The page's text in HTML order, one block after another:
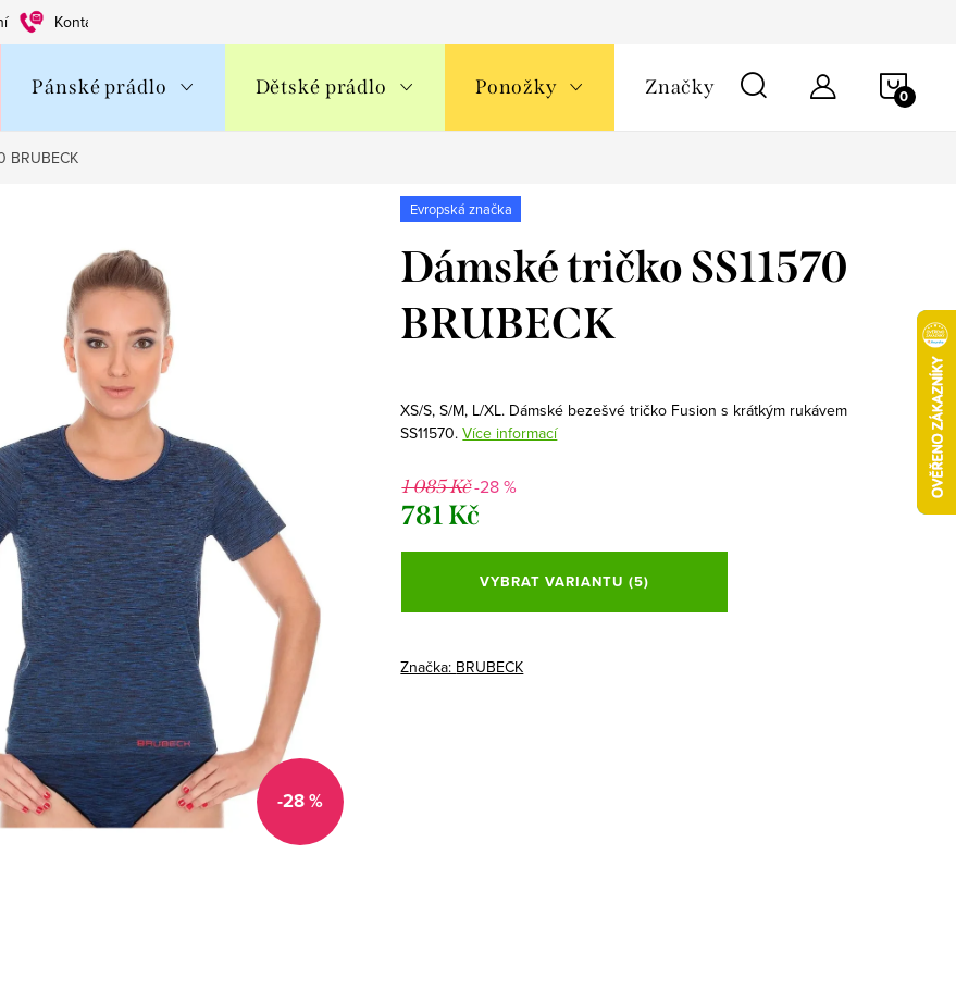
Kontakty
Pánské prádlo Dětské prádlo Ponožky Značky
BRUBECK
-28 %
Evropská značka
Dámské tričko SS11570
BRUBECK
XS/S, S/M, L/XL. Dámské bezešvé tričko Fusion s krátkým rukávem
SS11570.Více informací
1 085 Kč-28 %
781 Kč
Měrná
VYBRAT VARIANTU (5)
Značka: BRUBECK